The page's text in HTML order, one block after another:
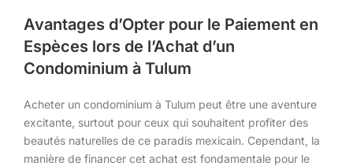
Avantages d’Opter pour le Paiement en
Espèces lors de l’Achat d’un
Condominium à Tulum
Acheter un condominium à Tulum peut être une aventure
excitante, surtout pour ceux qui souhaitent profiter des
beautés naturelles de ce paradis mexicain. Cependant, la
manière de financer cet achat est fondamentale pour le